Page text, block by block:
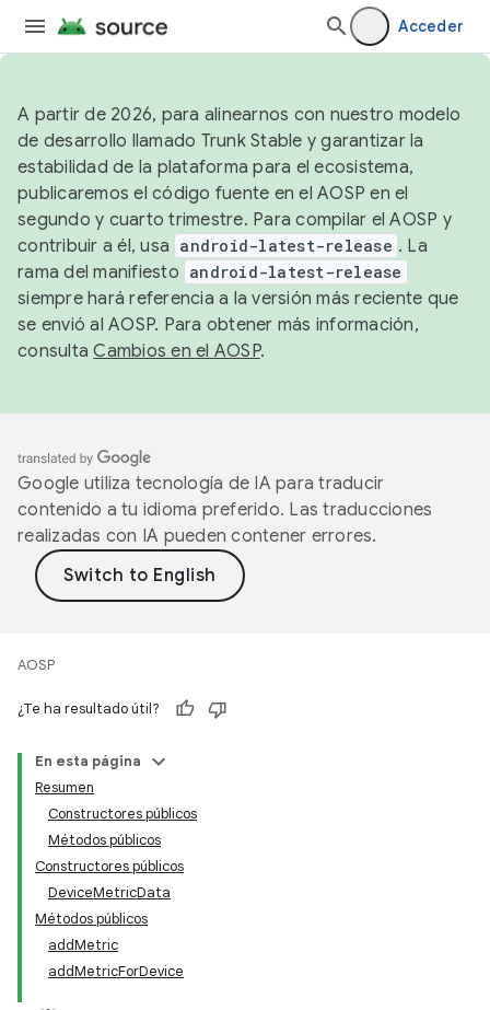
Acceder
A partir de 2026, para alinearnos con nuestro modelo
de desarrollo llamado Trunk Stable y garantizar la
estabilidad de la plataforma para el ecosistema,
publicaremos el código fuente en el AOSP en el
segundo y cuarto trimestre. Para compilar el AOSP y
contribuir a él, usa android-latest-release . La
rama del manifiesto android-latest-release
siempre hará referencia a la versión más reciente que
se envió al AOSP. Para obtener más información,
consultaCambios en el AOSP.
Google utiliza tecnología de IA para traducir
contenido a tu idioma preferido. Las traducciones
realizadas con IA pueden contener errores.
AOSP
¿Te ha resultado útil?
En esta página
Resumen
Constructores públicos
Métodos públicos
Constructores públicos
DeviceMetricData
Métodos públicos
addMetric
addMetricForDevice